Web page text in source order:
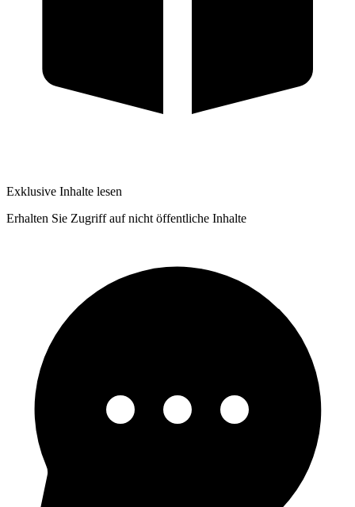
Exklusive Inhalte lesen
Erhalten Sie Zugriff auf nicht öffentliche Inhalte